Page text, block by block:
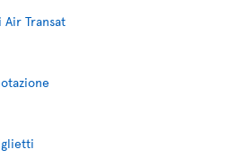
Transat